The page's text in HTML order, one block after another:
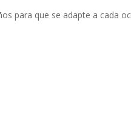
para que se adapte a cada